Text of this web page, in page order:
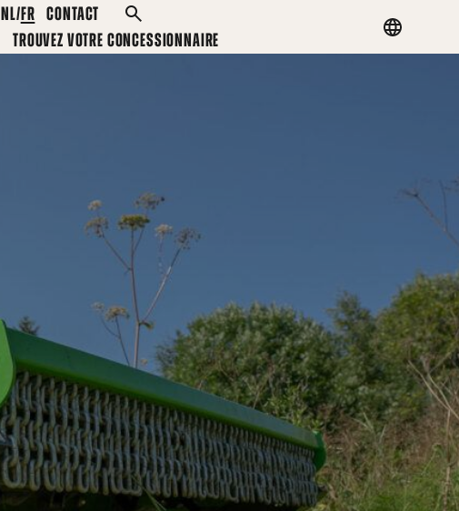
NL FR CONTACT
RECHERCHER
TROUVEZ VOTRE CONCESSIONNAIRE
Country
menu